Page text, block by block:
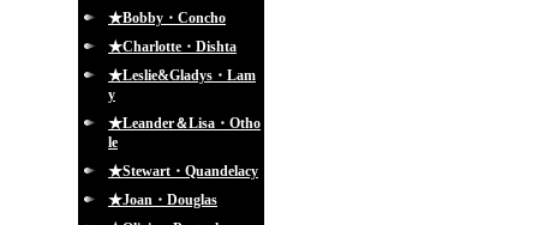
★Bobby・Concho
★Charlotte・Dishta
★Leslie&Gladys・Lam
y
★Leander＆Lisa・Otho
le
★Stewart・Quandelacy
★Joan・Douglas